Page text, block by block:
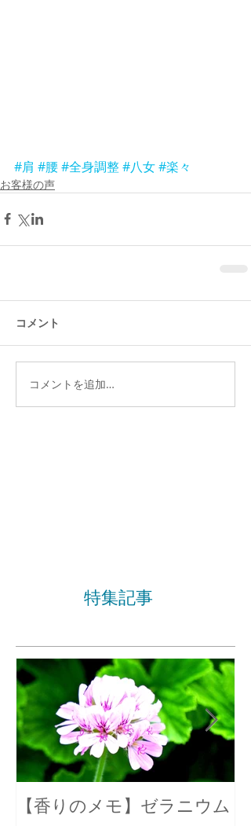
#肩 #腰#全身調整#八女#楽々
お客様の声
コメント
コメントを追加…
特集記事
【香りのメモ】ゼラニウム